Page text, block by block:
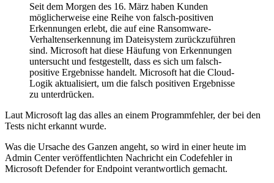
Seit dem Morgen des 16. März haben Kunden
möglicherweise eine Reihe von falsch-positiven
Erkennungen erlebt, die auf eine Ransomware-
Verhaltenserkennung im Dateisystem zurückzuführen
sind. Microsoft hat diese Häufung von Erkennungen
untersucht und festgestellt, dass es sich um falsch-
positive Ergebnisse handelt. Microsoft hat die Cloud-
Logik aktualisiert, um die falsch positiven Ergebnisse
zu unterdrücken.
Laut Microsoft lag das alles an einem Programmfehler, der bei den
Tests nicht erkannt wurde.
Was die Ursache des Ganzen angeht, so wird in einer heute im
Admin Center veröffentlichten Nachricht ein Codefehler in
Microsoft Defender for Endpoint verantwortlich gemacht.